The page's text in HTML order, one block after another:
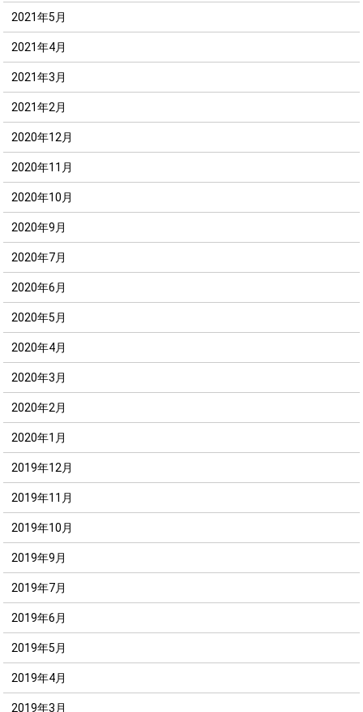
2021年5月
2021年4月
2021年3月
2021年2月
2020年12月
2020年11月
2020年10月
2020年9月
2020年7月
2020年6月
2020年5月
2020年4月
2020年3月
2020年2月
2020年1月
2019年12月
2019年11月
2019年10月
2019年9月
2019年7月
2019年6月
2019年5月
2019年4月
2019年3月